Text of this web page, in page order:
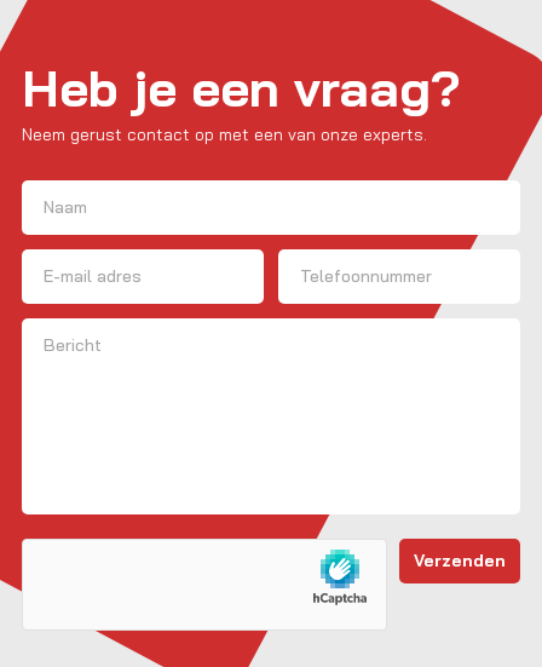
Heb je een vraag?
Neem gerust contact op met een van onze experts.
Naam
Voornaam
E-mailadres Telefoon
Bericht